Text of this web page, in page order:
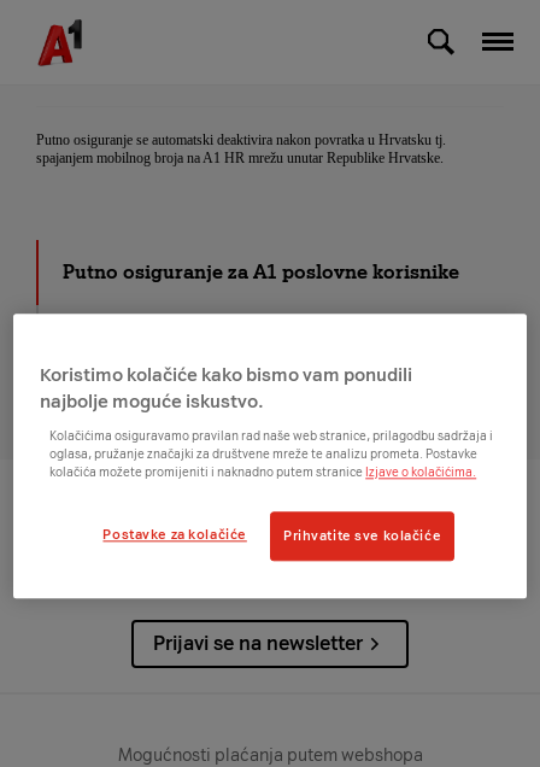
Skip to Main Content
Kako se deaktivira putno osiguranje nakon
što završi putovanje?
Putno osiguranje se automatski deaktivira nakon povratka u Hrvatsku tj.
spajanjem mobilnog broja na A1 HR mrežu unutar Republike Hrvatske.
Putno osiguranje za A1 poslovne korisnike
Usluge za tvrtke
Na vrh
Prijavi se na newsletter
Mogućnosti plaćanja putem webshopa
Koristimo kolačiće kako bismo vam ponudili
najbolje moguće iskustvo.
Kolačićima osiguravamo pravilan rad naše web stranice, prilagodbu sadržaja i
oglasa, pružanje značajki za društvene mreže te analizu prometa. Postavke
kolačića možete promijeniti i naknadno putem stranice Izjave o kolačićima.
Postavke za kolačiće Prihvatite sve kolačiće